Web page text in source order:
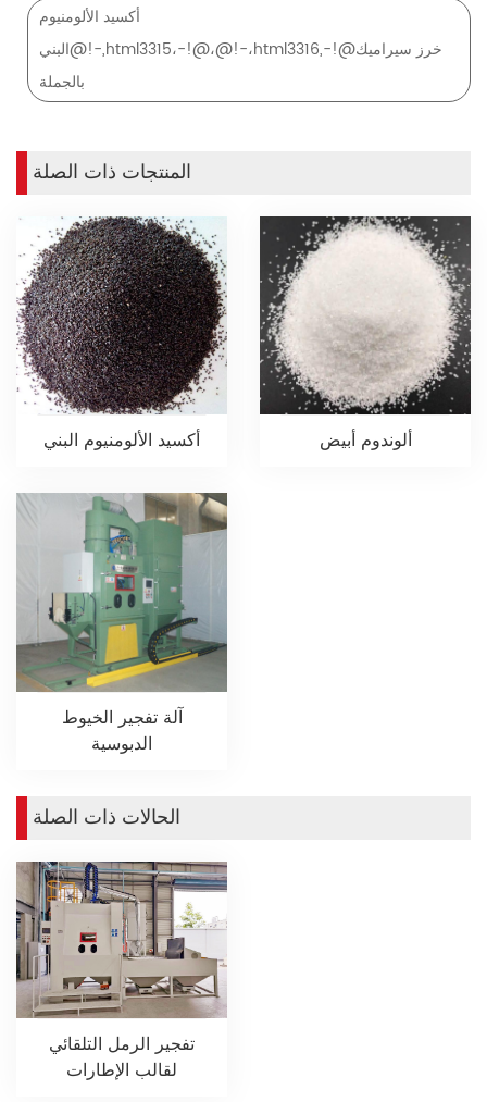
أكسيد الألومنيوم
البني@!-,html3315،-!@،@!-،html3316,-!@خرز سيراميك
بالجملة
المنتجات ذات الصلة
أكسيد الألومنيوم البني ألوندوم أبيض
آلة تفجير الخيوط
الدبوسية
الحالات ذات الصلة
تفجير الرمل التلقائي
لقالب الإطارات